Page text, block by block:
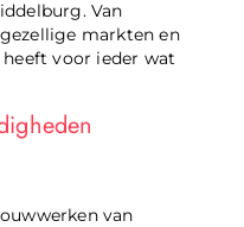
Van
markten en
voor ieder wat
van